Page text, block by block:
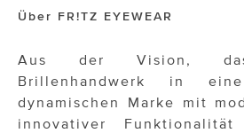
Über FR!TZ EYEWEAR
Aus der Vision,
Brillenhandwerk in
dynamischen Marke mit
innovativer